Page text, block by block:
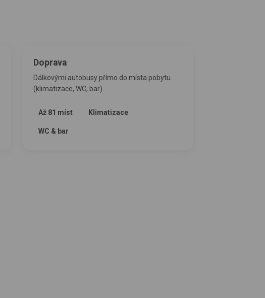
Doprava
Dálkovými autobusy přímo do místa pobytu
(klimatizace, WC, bar).
Až 81 míst Klimatizace
WC & bar